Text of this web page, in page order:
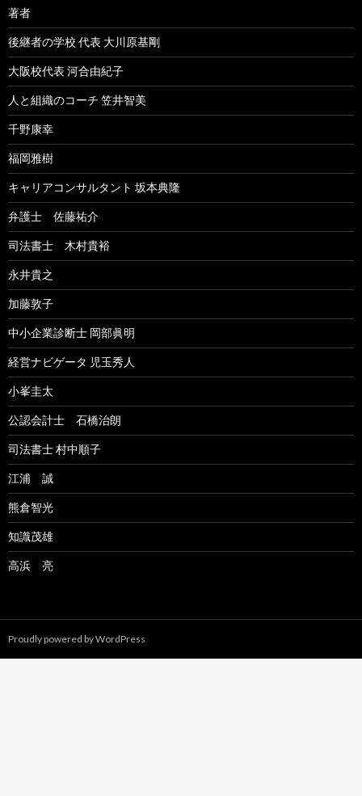
著者
後継者の学校 代表 大川原基剛
大阪校代表 河合由紀子
人と組織のコーチ 笠井智美
千野康幸
福岡雅樹
キャリアコンサルタント 坂本典隆
弁護士 佐藤祐介
司法書士 木村貴裕
永井貴之
加藤敦子
中小企業診断士 岡部眞明
経営ナビゲータ 児玉秀人
小峯圭太
公認会計士 石橋治朗
司法書士 村中順子
江浦 誠
熊倉智光
知識茂雄
高浜 亮
Proudly powered by WordPress